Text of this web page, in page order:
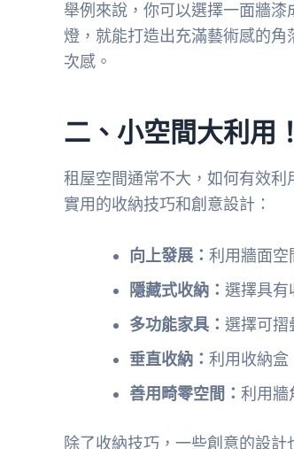
舉例來說，你可以選擇一面牆
燈，就能打造出充滿藝術感的
次感。
二、小空間大利用
租屋空間通常不大，如何有效
實用的收納技巧和創意設計：
向上發展： 利用牆面空
隱藏式收納： 選擇具有
多功能家具： 選擇可摺
垂直收納： 利用收納盒
善用畸零空間： 利用牆
除了收納技巧，一些創意的設